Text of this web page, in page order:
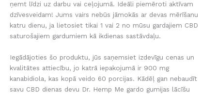
ņemt līdzi uz darbu vai ceļojumā. Ideāli piemēroti aktīvam
dzīvesveidam! Jums vairs nebūs jāmokās ar devas mērīšanu
katru dienu, ja lietosiet tikai 1 vai 2 no mūsu gardajiem CBD
saturošajiem gardumiem kā ikdienas sastāvdaļu.
Iegādājoties šo produktu, jūs saņemsiet izdevīgu cenas un
kvalitātes attiecību, jo katrā iepakojumā ir 900 mg
kanabidiola, kas kopā veido 60 porcijas. Kādēļ gan nebaudīt
savu CBD dienas devu Dr. Hemp Me gardo gumijas lācīšu